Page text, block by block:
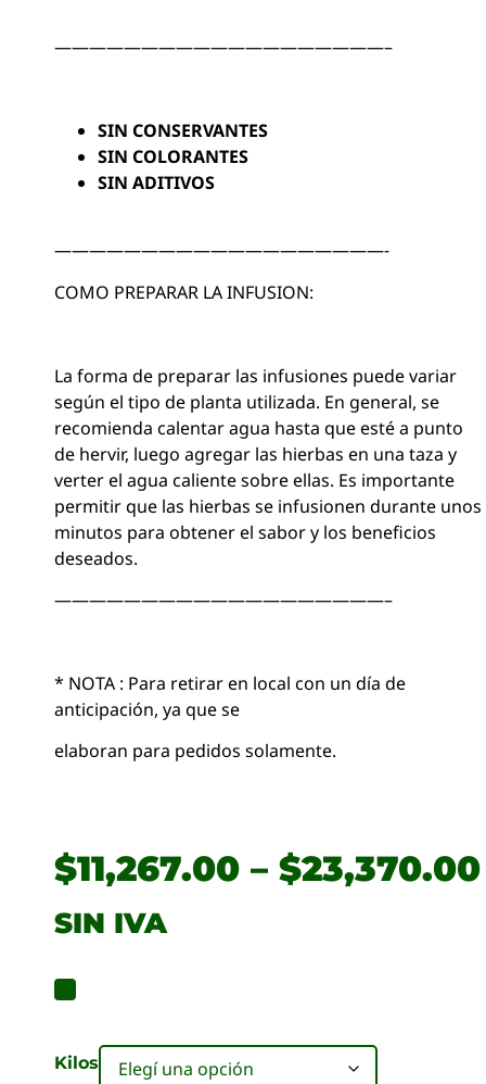
———————————————————–
SIN CONSERVANTES
SIN COLORANTES
SIN ADITIVOS
———————————————————-
COMO PREPARAR LA INFUSION:
La forma de preparar las infusiones puede variar
según el tipo de planta utilizada. En general, se
recomienda calentar agua hasta que esté a punto
de hervir, luego agregar las hierbas en una taza y
verter el agua caliente sobre ellas. Es importante
permitir que las hierbas se infusionen durante unos
minutos para obtener el sabor y los beneficios
deseados.
———————————————————–
* NOTA : Para retirar en local con un día de
anticipación, ya que se
elaboran para pedidos solamente.
$11,267.00 – $23,370.00
SIN IVA
Kilos